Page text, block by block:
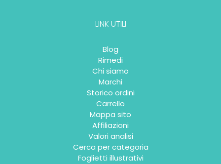
LINK UTILI
Blog
Rimedi
Chi siamo
Marchi
Storico ordini
Carrello
Mappa sito
Affiliazioni
Valori analisi
Cerca per categoria
Foglietti illustrativi